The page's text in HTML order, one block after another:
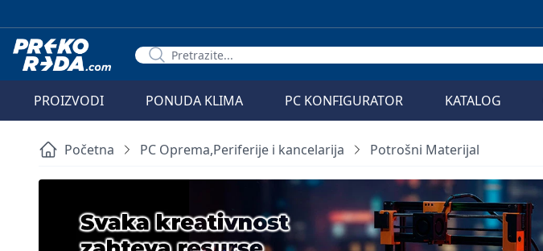
PROIZVODI PONUDA KLIMA PC KONFIGURATOR KATALOG
Početna PC Oprema,Periferije i kancelarija Potrošni Materijal